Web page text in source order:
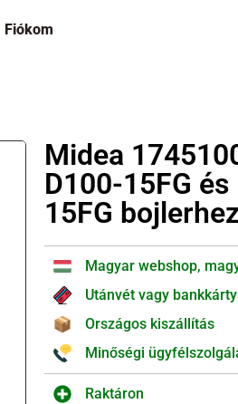
Fiókom
Midea
D100-15FG
15FG
Magyar webshop,
Utánvét vagy
Országos kiszállítás
Minőségi
Raktáron